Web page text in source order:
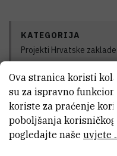
KATEGORIJA
Projekti Hrvatske
GLAVNI ISTRAŽIVAČ
Ova stranica koristi
su za ispravno
koriste za praćenje
poboljšanja
pogledajte naše uvjete